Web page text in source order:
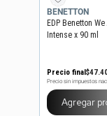
BENETTON
EDP Benetton
Intense x 90 ml
Precio final$47.
Precio sin impuestos
Agregar